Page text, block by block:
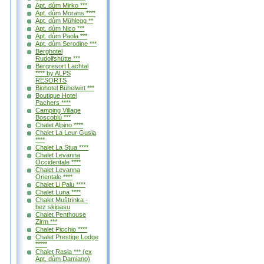
Apt. dům Mirko ***
Apt. dům Morans ****
Apt. dům Mühlegg **
Apt. dům Nico ***
Apt. dům Paola ***
Apt. dům Serodine ***
Berghotel
Rudolfshütte ***
Bergresort Lachtal
**** by ALPS
RESORTS
Biohotel Bühelwirt ***
Boutique Hotel
Pachers ****
Camping Village
Boscoblú ***
Chalet Alpino ****
Chalet La Leur Gusja
****
Chalet La Stua ****
Chalet Levanna
Occidentale ****
Chalet Levanna
Orientale ****
Chalet Li Palu ****
Chalet Luna ****
Chalet Muštrinka -
bez skipasu
Chalet Penthouse
Zirm ***
Chalet Picchio ****
Chalet Prestige Lodge
*****
Chalet Rasia *** (ex
Apt. dům Damiano)